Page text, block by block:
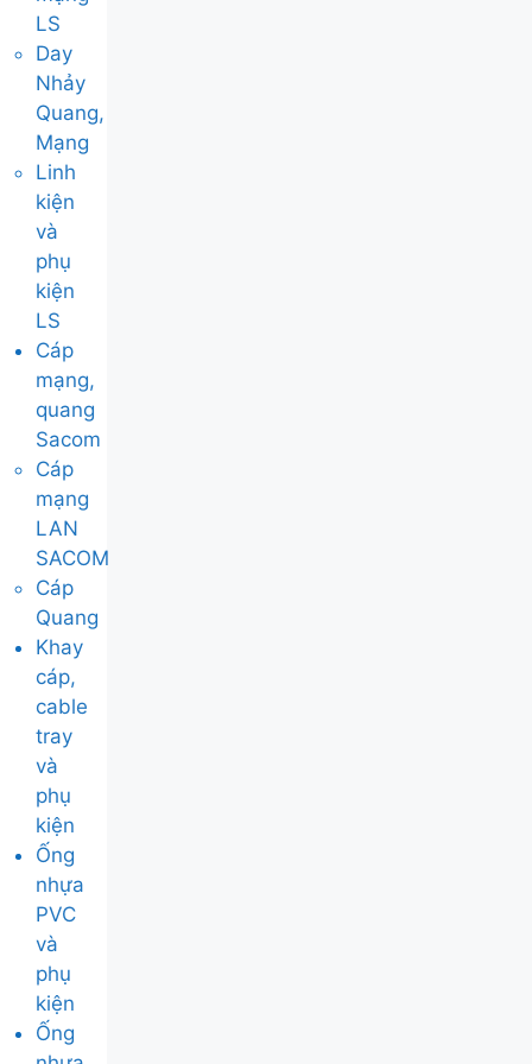
LS
Day
Nhảy
Quang,
Mạng
Linh
kiện
và
phụ
kiện
LS
Cáp
mạng,
quang
Sacom
Cáp
mạng
LAN
SACOM
Cáp
Quang
Khay
cáp,
cable
tray
và
phụ
kiện
Ống
nhựa
PVC
và
phụ
kiện
Ống